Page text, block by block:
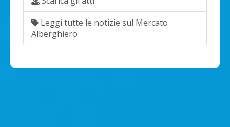
Leggi tutte le notizie sul Mercato
Alberghiero